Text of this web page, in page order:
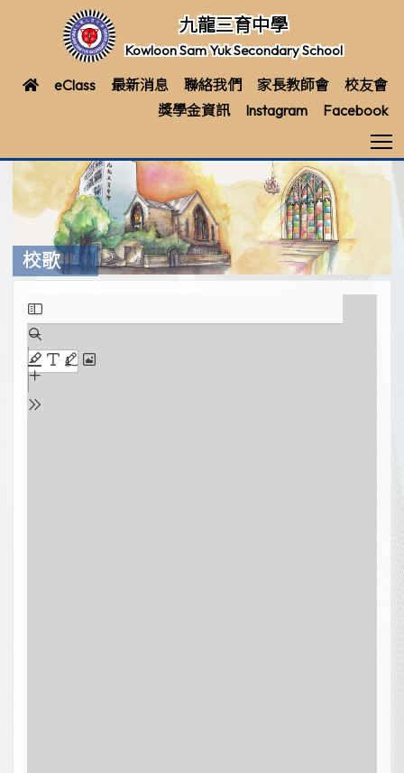
九龍三育中學
Kowloon Sam Yuk Secondary School
eClass 最新消息 聯絡我們 家長教師會
校友會
獎學金資訊
Instagram Facebook
校歌